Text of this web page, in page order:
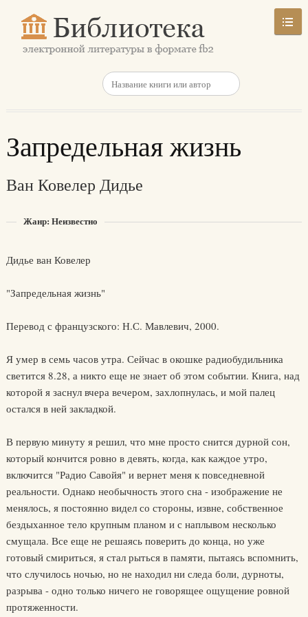
Запредельная жизнь
Ван Ковелер Дидье
Жанр: Неизвестно
Дидье ван Ковелер
"Запредельная жизнь"
Перевод с французского: Н.С. Мавлевич, 2000.
Я умер в семь часов утра. Сейчас в окошке радиобудильника
светится 8.28, а никто еще не знает об этом событии. Книга, над
которой я заснул вчера вечером, захлопнулась, и мой палец
остался в ней закладкой.
В первую минуту я решил, что мне просто снится дурной сон,
который кончится ровно в девять, когда, как каждое утро,
включится "Радио Савойя" и вернет меня к повседневной
реальности. Однако необычность этого сна - изображение не
менялось, я постоянно видел со стороны, извне, собственное
бездыханное тело крупным планом и с наплывом несколько
смущала. Все еще не решаясь поверить до конца, но уже
готовый смириться, я стал рыться в памяти, пытаясь вспомнить,
что случилось ночью, но не находил ни следа боли, дурноты,
разрыва - одно только ничего не говорящее ощущение ровной
протяженности.